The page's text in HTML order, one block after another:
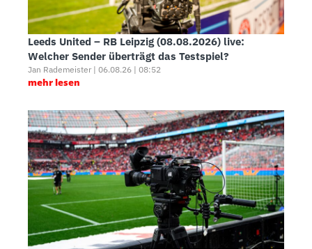
Leeds United – RB Leipzig (08.08.2026) live:
Welcher Sender überträgt das Testspiel?
Jan Rademeister | 06.08.26 | 08:52
mehr lesen